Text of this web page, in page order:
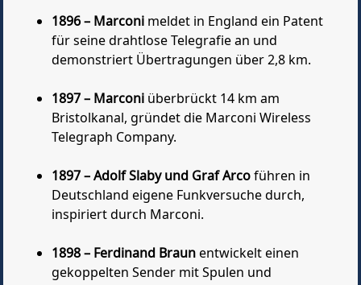
1896 – Marconi meldet in England ein Patent
für seine drahtlose Telegrafie an und
demonstriert Übertragungen über 2,8 km.
1897 – Marconi überbrückt 14 km am
Bristolkanal, gründet die Marconi Wireless
Telegraph Company.
1897 – Adolf Slaby und Graf Arcoführen in
Deutschland eigene Funkversuche durch,
inspiriert durch Marconi.
1898 – Ferdinand Braunentwickelt einen
gekoppelten Sender mit Spulen und